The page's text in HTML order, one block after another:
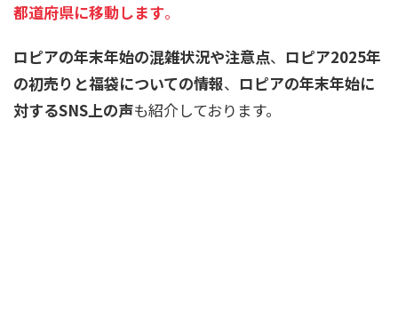
都道府県に移動します。
ロピアの年末年始の混雑状況や注意点、 ロピア2025年
の初売りと福袋についての情報、 ロピアの年末年始に
対するSNS上の声も紹介しております。